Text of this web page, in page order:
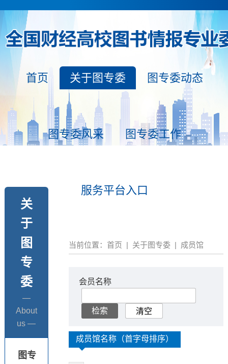
首页 关于图专委 图专委动态
图专委风采 图专委工作
服务平台入口
关
于
图
专
委
—
About
us —
图专
当前位置： 首页 | 关于图专委 | 成员馆
会员名称
成员馆名称（首字母排序）